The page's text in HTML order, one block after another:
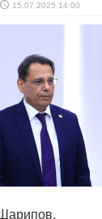
15.07.2025 14:00